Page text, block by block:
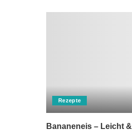
Rezepte
Bananeneis – Leicht &